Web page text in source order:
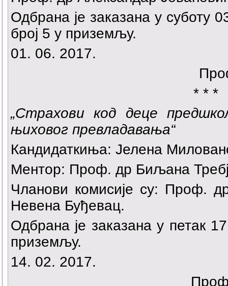
Одбрана је заказана у суботу
број 5 у приземљу.
01. 06. 2017.
* * *
„Страхови код деце
њиховог превладавања“
Кандидаткиња: Јелена
Ментор: Проф. др Биљана
Чланови комисије су: Проф.
Невена Буђевац.
Одбрана је заказана у петак
приземљу.
14. 02. 2017.